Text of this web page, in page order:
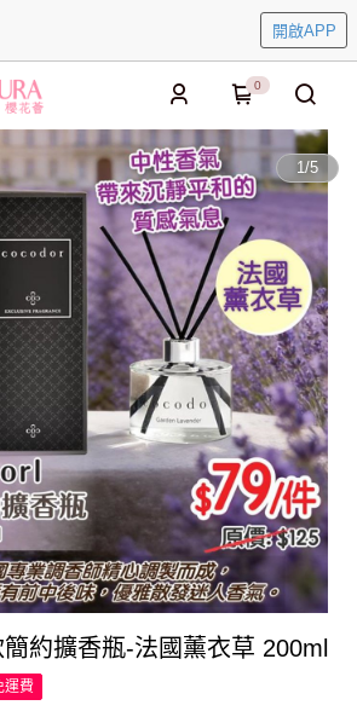
開啟APP
0
1/5
約擴香瓶-法國薰衣草 200ml
運費